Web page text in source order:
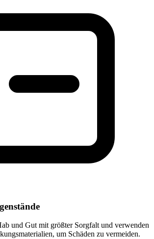
und Gut mit größter Sorgfalt und verwenden
um Schäden zu vermeiden.